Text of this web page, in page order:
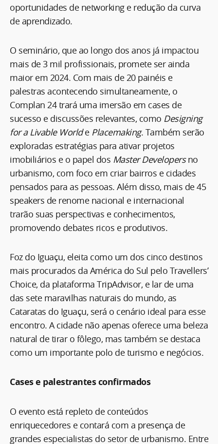
oportunidades de networking e redução da curva
de aprendizado.
O seminário, que ao longo dos anos já impactou
mais de 3 mil profissionais, promete ser ainda
maior em 2024. Com mais de 20 painéis e
palestras acontecendo simultaneamente, o
Complan 24 trará uma imersão em cases de
sucesso e discussões relevantes, como Designing
for a Livable Worlde Placemaking. Também serão
exploradas estratégias para ativar projetos
imobiliários e o papel dos Master Developersno
urbanismo, com foco em criar bairros e cidades
pensados para as pessoas. Além disso, mais de 45
speakers de renome nacional e internacional
trarão suas perspectivas e conhecimentos,
promovendo debates ricos e produtivos.
Foz do Iguaçu, eleita como um dos cinco destinos
mais procurados da América do Sul pelo Travellers’
Choice, da plataforma TripAdvisor, e lar de uma
das sete maravilhas naturais do mundo, as
Cataratas do Iguaçu, será o cenário ideal para esse
encontro. A cidade não apenas oferece uma beleza
natural de tirar o fôlego, mas também se destaca
como um importante polo de turismo e negócios.
Cases e palestrantes confirmados
O evento está repleto de conteúdos
enriquecedores e contará com a presença de
grandes especialistas do setor de urbanismo. Entre